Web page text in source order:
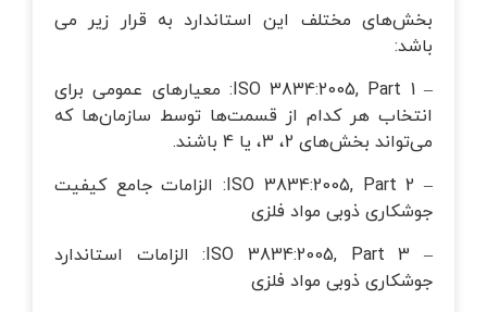
بخش‌های مختلف این استاندارد به قرار زیر می
باشد:
– ISO 3834:2005, Part 1: معیارهای عمومی برای
انتخاب هر کدام از قسمت‌ها توسط سازمان‌ها که
می‌تواند بخش‌های 2، 3، یا 4 باشند.
– ISO 3834:2005, Part 2: الزامات جامع کیفیت
جوشکاری ذوبی مواد فلزی
– ISO 3834:2005, Part 3: الزامات استاندارد
جوشکاری ذوبی مواد فلزی